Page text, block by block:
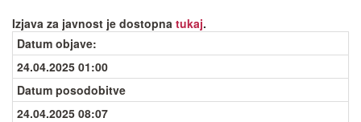
Izjava za javnost je dostopna tukaj.
Datum objave:
24.04.2025 01:00
Datum posodobitve
24.04.2025 08:07